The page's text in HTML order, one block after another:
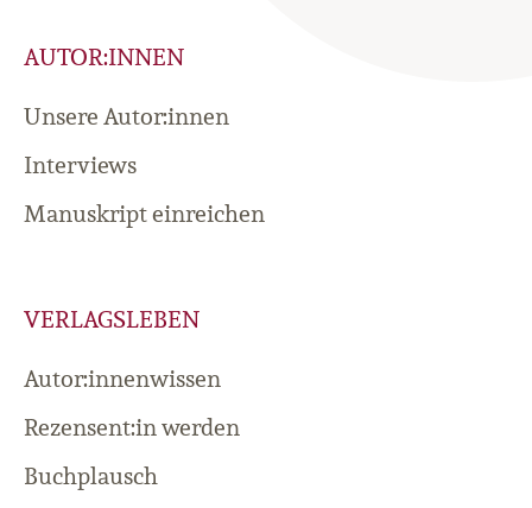
AUTOR:INNEN
Unsere Autor:innen
Interviews
Manuskript einreichen
VERLAGSLEBEN
Autor:innenwissen
Rezensent:in werden
Buchplausch